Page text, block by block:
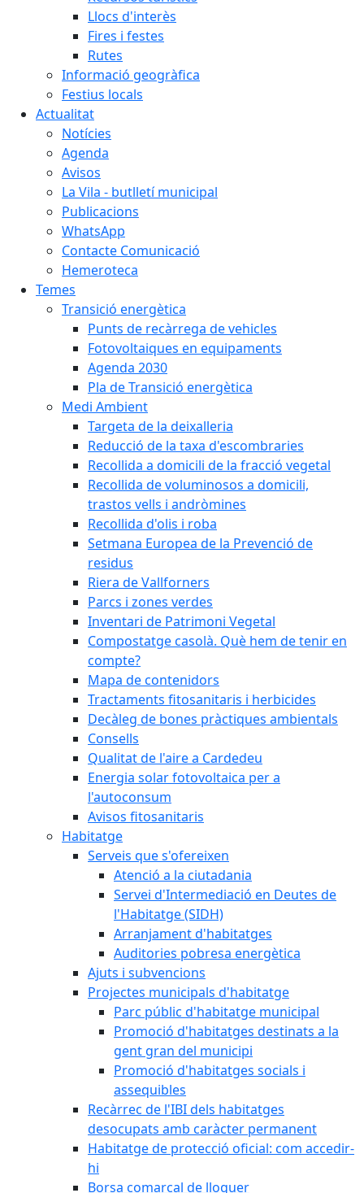
Llocs d'interès
Fires i festes
Rutes
Informació geogràfica
Festius locals
Actualitat
Notícies
Agenda
Avisos
La Vila - butlletí municipal
Publicacions
WhatsApp
Contacte Comunicació
Hemeroteca
Temes
Transició energètica
Punts de recàrrega de vehicles
Fotovoltaiques en equipaments
Agenda 2030
Pla de Transició energètica
Medi Ambient
Targeta de la deixalleria
Reducció de la taxa d'escombraries
Recollida a domicili de la fracció vegetal
Recollida de voluminosos a domicili,
trastos vells i andròmines
Recollida d'olis i roba
Setmana Europea de la Prevenció de
residus
Riera de Vallforners
Parcs i zones verdes
Inventari de Patrimoni Vegetal
Compostatge casolà. Què hem de tenir en
compte?
Mapa de contenidors
Tractaments fitosanitaris i herbicides
Decàleg de bones pràctiques ambientals
Consells
Qualitat de l'aire a Cardedeu
Energia solar fotovoltaica per a
l'autoconsum
Avisos fitosanitaris
Habitatge
Serveis que s'ofereixen
Atenció a la ciutadania
Servei d'Intermediació en Deutes de
l'Habitatge (SIDH)
Arranjament d'habitatges
Auditories pobresa energètica
Ajuts i subvencions
Projectes municipals d'habitatge
Parc públic d'habitatge municipal
Promoció d'habitatges destinats a la
gent gran del municipi
Promoció d'habitatges socials i
assequibles
Recàrrec de l'IBI dels habitatges
desocupats amb caràcter permanent
Habitatge de protecció oficial: com accedir-
hi
Borsa comarcal de lloguer